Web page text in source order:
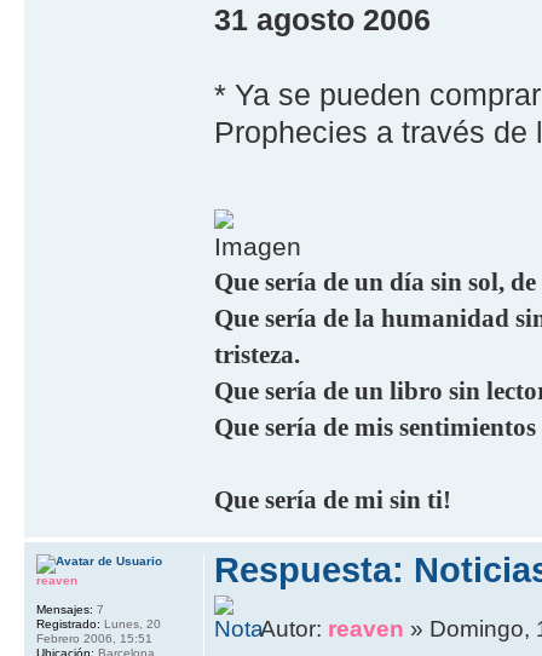
31 agosto 2006
* Ya se pueden
Prophecies a través de
Que sería de un día sin sol,
Que sería de la humanidad
tristeza.
Que sería de un libro sin
Que sería de mis
Que sería de mi sin ti!
Respuesta:
Autor: reaven » Domingo,
reaven
Mensajes: 7
Registrado: Lunes, 20
Febrero 2006, 15:51